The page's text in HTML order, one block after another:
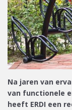
Na jaren van
van functionele
heeft ERDI een